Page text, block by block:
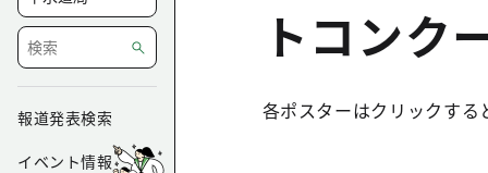
報道発表検索
イベント情報
トコンク
各ポスターはクリックす